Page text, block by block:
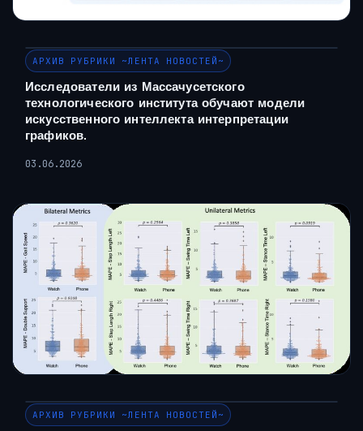
АРХИВ РУБРИКИ ~ЛЕНТА НОВОСТЕЙ~
Исследователи из Массачусетского
технологического института обучают модели
искусственного интеллекта интерпретации
графиков.
03.06.2026
АРХИВ РУБРИКИ ~ЛЕНТА НОВОСТЕЙ~